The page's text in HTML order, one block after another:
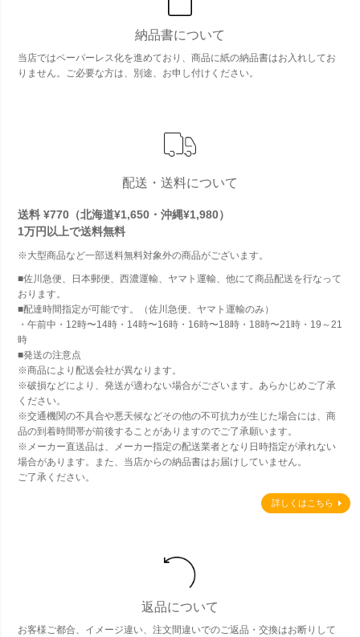
納品書について
当店ではペーパーレス化を進めており、商品に紙の納品書はお入れしてお
りません。ご必要な方は、別途、お申し付けください。
配送・送料について
送料 ¥770（北海道¥1,650・沖縄¥1,980）
1万円以上で送料無料
※大型商品など一部送料無料対象外の商品がございます。
■佐川急便、日本郵便、西濃運輸、ヤマト運輸、他にて商品配送を行なって
おります。
■配達時間指定が可能です。（佐川急便、ヤマト運輸のみ）
・午前中・12時〜14時・14時〜16時・16時〜18時・18時〜21時・19～21
時
■発送の注意点
※商品により配送会社が異なります。
※破損などにより、発送が適わない場合がございます。あらかじめご了承
ください。
※交通機関の不具合や悪天候などその他の不可抗力が生じた場合には、商
品の到着時間帯が前後することがありますのでご了承願います。
※メーカー直送品は、メーカー指定の配送業者となり日時指定が承れない
場合があります。また、当店からの納品書はお届けしていません。
ご了承ください。
詳しくはこちら
返品について
お客様ご都合、イメージ違い、注文間違いでのご返品・交換はお断りして